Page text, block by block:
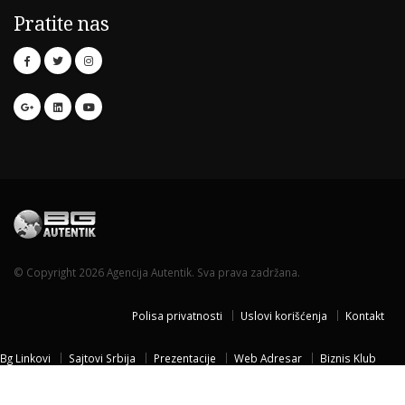
Pratite nas
© Copyright 2026 Agencija Autentik. Sva prava zadržana.
Polisa privatnosti Uslovi korišćenja Kontakt
Bg Linkovi Sajtovi Srbija Prezentacije Web Adresar
Biznis Klub